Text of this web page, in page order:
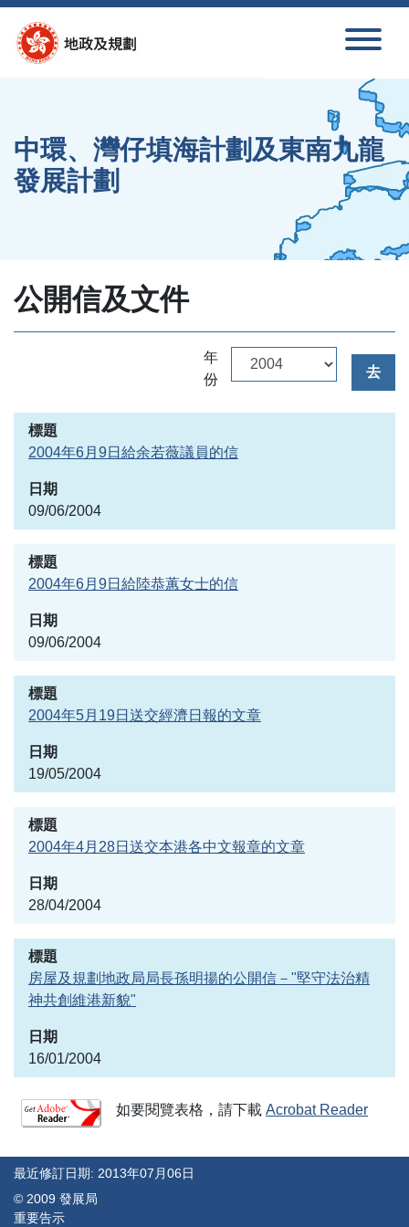
中環、灣仔填海計劃及東南九龍
發展計劃
公開信及文件
年
份
去
2004年6月9日給余若薇議員的信
09/06/2004
2004年6月9日給陸恭蕙女士的信
09/06/2004
2004年5月19日送交經濟日報的文章
19/05/2004
2004年4月28日送交本港各中文報章的文章
28/04/2004
房屋及規劃地政局局長孫明揚的公開信－"堅守法治精
神共創維港新貌"
16/01/2004
如要閱覽表格，請下載 Acrobat Reader
最近修訂日期: 2013年07月06日
© 2009 發展局
重要告示